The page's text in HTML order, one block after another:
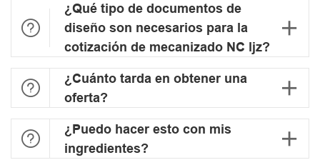

¿Qué tipo de documentos de
diseño son necesarios para la
cotización de mecanizado NC ljz?


¿Cuánto tarda en obtener una
oferta?


¿Puedo hacer esto con mis
ingredientes?
